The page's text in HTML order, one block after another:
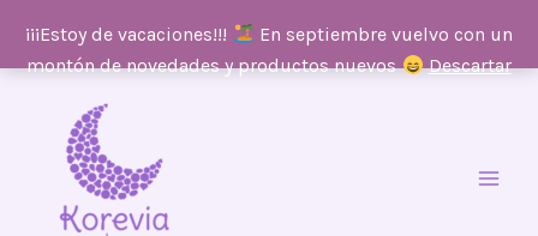
¡¡¡Estoy de vacaciones!!!
En septiembre vuelvo con un
montón de novedades y productos nuevos
Descartar
contenido